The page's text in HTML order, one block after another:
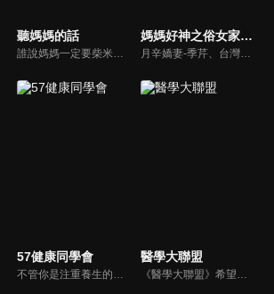
聽媽媽的話 媽媽好神之俗女家務事
月辛嬌妻-季芹、台灣好媳婦-佩甄，兩位世俗熟女 領軍各界菁英一起來探討你我關心的各種家務事。持續鎖定本節目就能夠讓你『俗女不出門，能知天下事』！
57健康同學會
不管你是注重養生的四、五年級，還是邁入熟男熟女的六年級生，或是充滿活力的七年級生，主播隋安德、許晶晶和醫藥記者及健康專家，要告訴大家自己的身體密碼，讓你健康滿分！
醫學大聯盟
《醫學大聯盟》希望打造一個知性趣味的平台，讓觀眾在輕鬆間了解正確的健康資訊，幫助自己和家人打造更健康的生活習慣。